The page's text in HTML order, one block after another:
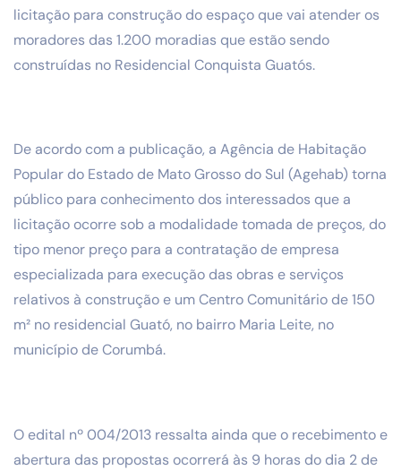
licitação para construção do espaço que vai atender os
moradores das 1.200 moradias que estão sendo
construídas no Residencial Conquista Guatós.
De acordo com a publicação, a Agência de Habitação
Popular do Estado de Mato Grosso do Sul (Agehab) torna
público para conhecimento dos interessados que a
licitação ocorre sob a modalidade tomada de preços, do
tipo menor preço para a contratação de empresa
especializada para execução das obras e serviços
relativos à construção e um Centro Comunitário de 150
m² no residencial Guató, no bairro Maria Leite, no
município de Corumbá.
O edital nº 004/2013 ressalta ainda que o recebimento e
abertura das propostas ocorrerá às 9 horas do dia 2 de